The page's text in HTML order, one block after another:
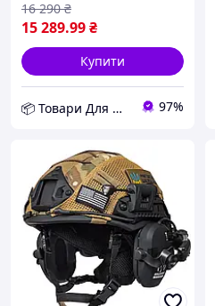
(2444934566) D12-2026
15 289.99₴
16 290 ₴
Купити
📦 Товари Для Дому 97%